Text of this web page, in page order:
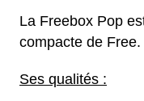
La Freebox Pop
compacte de Free.
Ses qualités :